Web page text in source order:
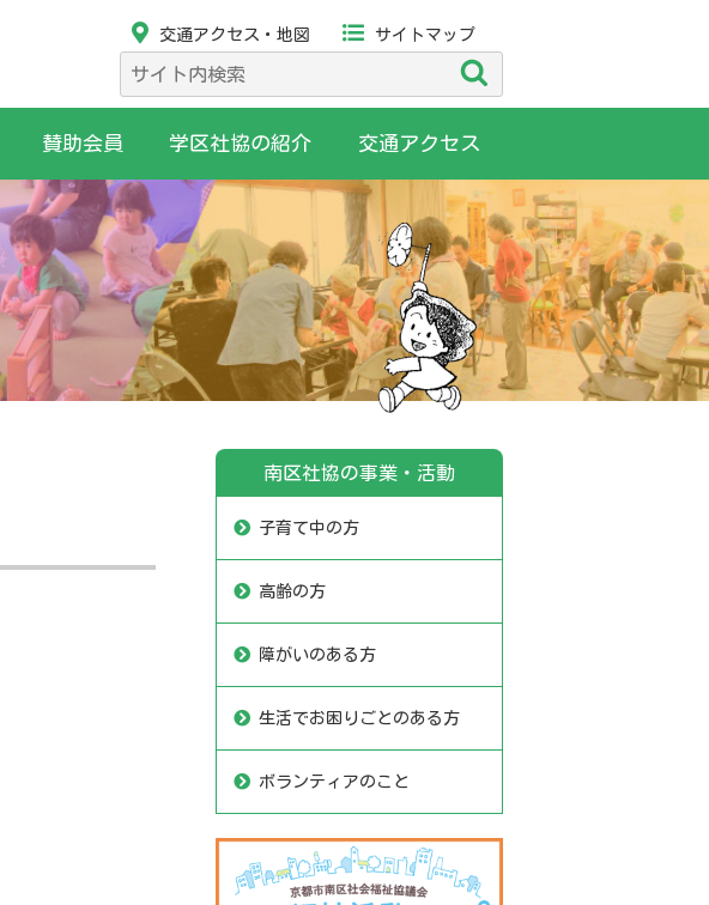
交通アクセス・地図 サイトマップ
検
索:
賛助会員 学区社協の紹介 交通アクセス
南区社協の事業・活動
子育て中の方
高齢の方
障がいのある方
生活でお困りごとのある方
ボランティアのこと